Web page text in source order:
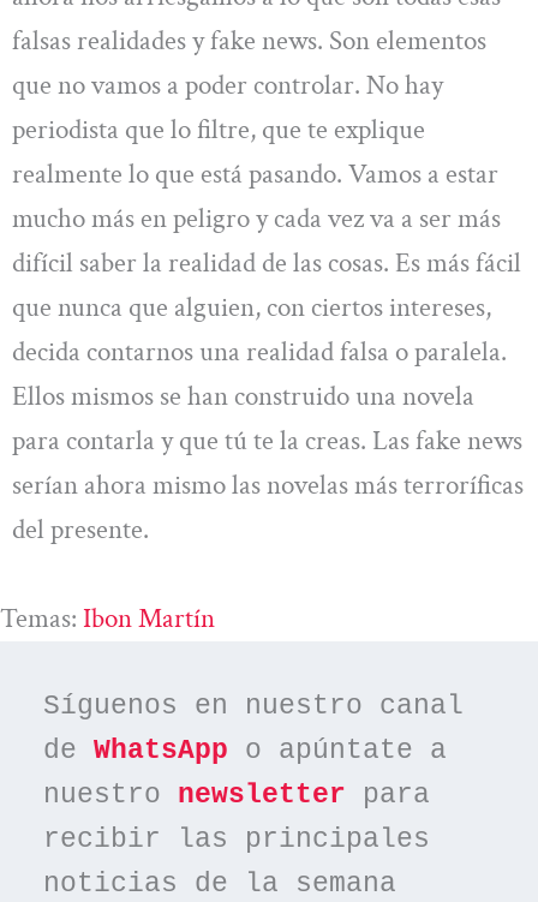
falsas realidades y fake news. Son elementos
que no vamos a poder controlar. No hay
periodista que lo filtre, que te explique
realmente lo que está pasando. Vamos a estar
mucho más en peligro y cada vez va a ser más
difícil saber la realidad de las cosas. Es más fácil
que nunca que alguien, con ciertos intereses,
decida contarnos una realidad falsa o paralela.
Ellos mismos se han construido una novela
para contarla y que tú te la creas. Las fake news
serían ahora mismo las novelas más terroríficas
del presente.
Temas: Ibon Martín
Síguenos en nuestro canal
de WhatsApp o apúntate a
nuestro newsletter para
recibir las principales
noticias de la semana